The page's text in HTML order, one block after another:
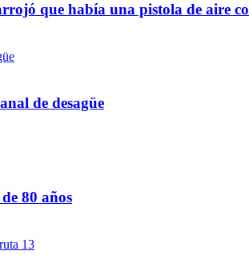
que había una pistola de aire
de desagüe
80 años